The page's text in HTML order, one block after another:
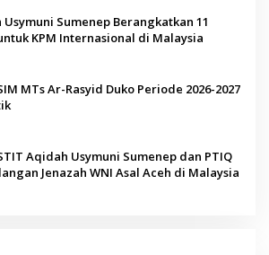
Sumenep Berangkatkan 11
KPM Internasional di Malaysia
MTs Ar-Rasyid Duko Periode 2026-2027
Aqidah Usymuni Sumenep dan PTIQ
Jenazah WNI Asal Aceh di Malaysia